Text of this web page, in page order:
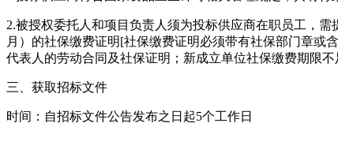
2.被授权委托人和项目负责人须为投标供应商在职员工，
月）的社保缴费证明[社保缴费证明必须带有社保部门章或
代表人的劳动合同及社保证明；新成立单位社保缴费期限
三、获取招标文件
时间：自招标文件公告发布之日起5个工作日